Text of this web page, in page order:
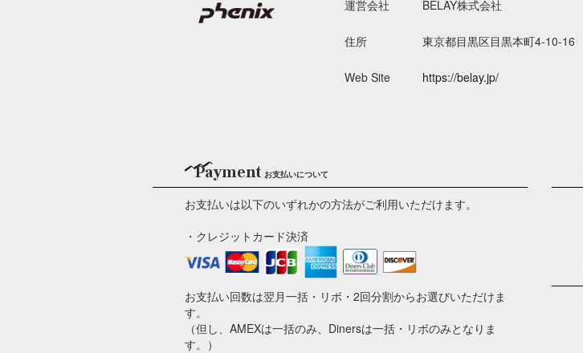
運営会社 BELAY株式会社
住所 東京都目黒区目黒本町4-10-16
Web Site https://belay.jp/
Paymentお支払いについて
お支払いは以下のいずれかの方法がご利用いただけます。
・クレジットカード決済
お支払い回数は翌月一括・リボ・2回分割からお選びいただけま
す。
（但し、AMEXは一括のみ、Dinersは一括・リボのみとなりま
す。）